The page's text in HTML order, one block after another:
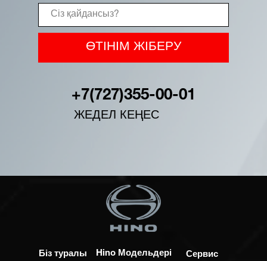
ӨТІНІМ ЖІБЕРУ
+7(727)355-00-01
ЖЕДЕЛ КЕҢЕС
Біз туралы Сервис
Hino Модельдері